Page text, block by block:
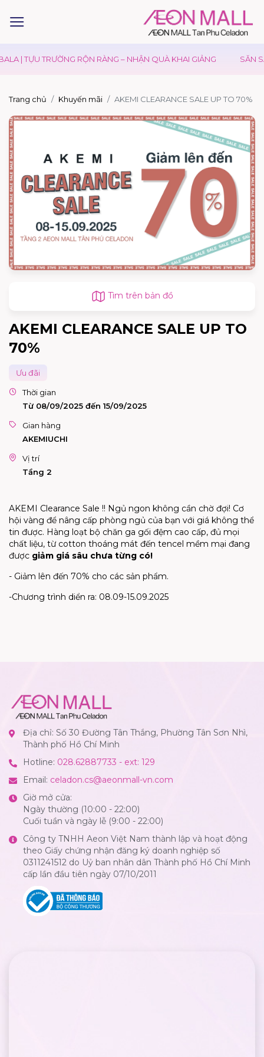
| TỰU TRƯỜNG RỘN RÀNG – NHẬN QUÀ KHAI GIẢNG SĂN
Trang chủ Khuyến mãi AKEMI CLEARANCE SALE UP TO 70%
Tìm trên bản đồ
AKEMI CLEARANCE SALE UP TO
70%
Ưu đãi
Thời gian
Từ 08/09/2025 đến 15/09/2025
Gian hàng
AKEMIUCHI
Vị trí
Tầng 2
AKEMI Clearance Sale !! Ngủ ngon không cần chờ đợi! Cơ
hội vàng để nâng cấp phòng ngủ của bạn với giá không thể
tin được. Hàng loạt bộ chăn ga gối đệm cao cấp, đủ mọi
chất liệu, từ cotton thoáng mát đến tencel mềm mại đang
được giảm giá sâu chưa từng có!
- Giảm lên đến 70% cho các sản phẩm.
-Chương trình diển ra: 08.09-15.09.2025
Địa chỉ: Số 30 Đường Tân Thắng, Phường Tân Sơn Nhì,
Thành phố Hồ Chí Minh
Hotline: 028.62887733 - ext: 129
Email: celadon.cs@aeonmall-vn.com
Giờ mở cửa:
Ngày thường (10:00 - 22:00)
Cuối tuần và ngày lễ (9:00 - 22:00)
Công ty TNHH Aeon Việt Nam thành lập và hoạt động
theo Giấy chứng nhận đăng ký doanh nghiệp số
0311241512 do Uỷ ban nhân dân Thành phố Hồ Chí Minh
cấp lần đầu tiên ngày 07/10/2011